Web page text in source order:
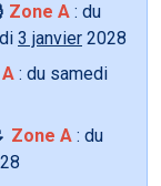
Zone A : du
3 janvier 2028
: du samedi
Zone A : du